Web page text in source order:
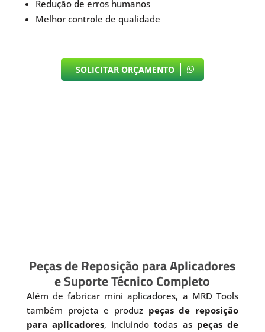
Redução de erros humanos
Melhor controle de qualidade
SOLICITAR ORÇAMENTO
Peças de Reposição para Aplicadores
e Suporte Técnico Completo
Além de fabricar mini aplicadores, a MRD Tools
também projeta e produz peças de reposição
para aplicadores, incluindo todas as peças de